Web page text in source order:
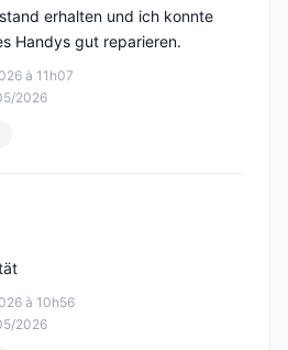
à 11h07
2026
erhalten und ich konnte
Handys gut reparieren.
à 10h56
2026